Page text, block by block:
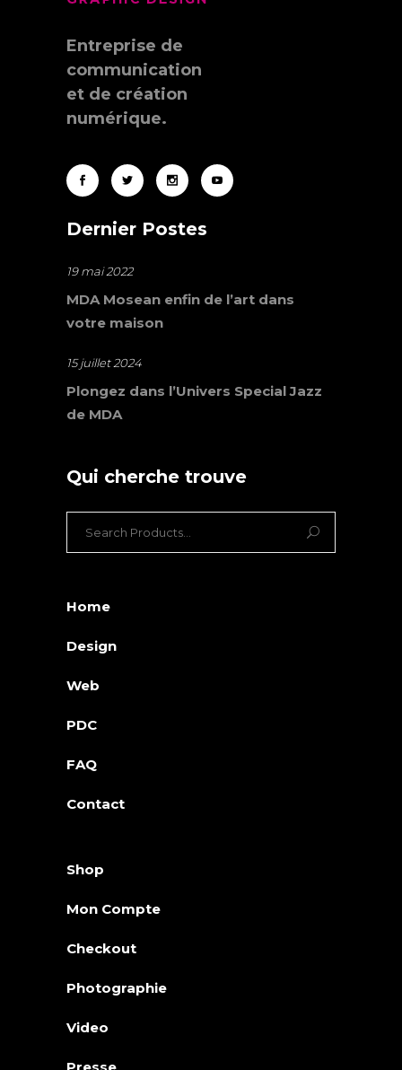
Entreprise de
communication
et de création
numérique.
Dernier Postes
19 mai 2022
MDA Mosean enfin de l’art dans
votre maison
15 juillet 2024
Plongez dans l’Univers Special Jazz
de MDA
Qui cherche trouve
Home
Design
Web
PDC
FAQ
Contact
Shop
Mon Compte
Checkout
Photographie
Video